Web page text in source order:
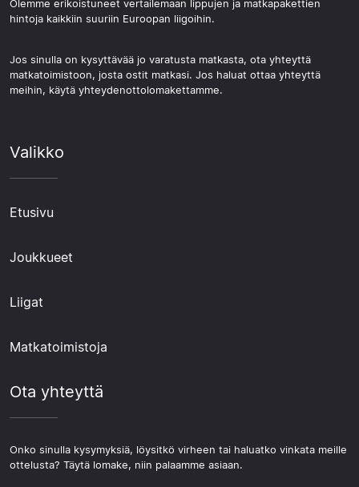
Olemme erikoistuneet vertailemaan lippujen ja matkapakettien
hintoja kaikkiin suuriin Euroopan liigoihin.
Jos sinulla on kysyttävää jo varatusta matkasta, ota yhteyttä
matkatoimistoon, josta ostit matkasi. Jos haluat ottaa yhteyttä
meihin, käytä yhteydenottolomakettamme.
Valikko
Etusivu
Joukkueet
Liigat
Matkatoimistoja
Ota yhteyttä
Onko sinulla kysymyksiä, löysitkö virheen tai haluatko vinkata meille
ottelusta? Täytä lomake, niin palaamme asiaan.